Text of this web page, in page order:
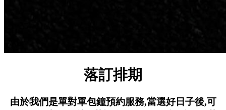
落訂排期
由於我們是單對單包鐘預約服務,當選好日子後,可